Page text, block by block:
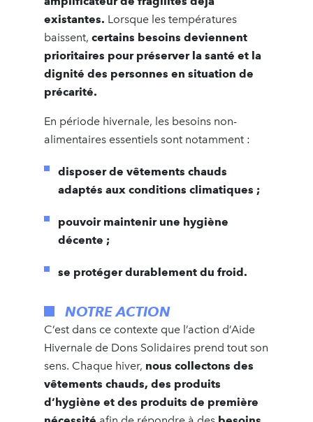
existantes. Lorsque les températures
baissent, certains besoins deviennent
prioritaires pour préserver la santé et la
dignité des personnes en situation de
précarité.
En période hivernale, les besoins non-
alimentaires essentiels sont notamment :
disposer de vêtements chauds
adaptés aux conditions climatiques ;
pouvoir maintenir une hygiène
décente ;
se protéger durablement du froid.
NOTRE ACTION
C’est dans ce contexte que l’action d’Aide
Hivernale de Dons Solidaires prend tout son
sens. Chaque hiver, nous collectons des
vêtements chauds, des produits
d’hygiène et des produits de première